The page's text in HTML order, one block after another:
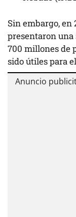
Sin embargo, en
presentaron una
700 millones de
sido útiles para